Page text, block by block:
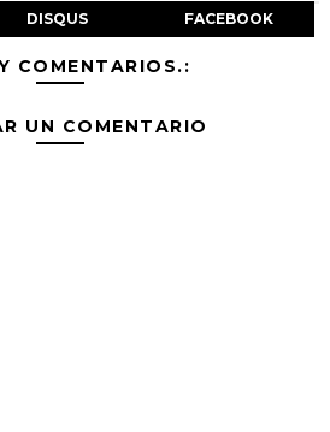
DISQUS FACEBOOK
COMENTARIOS.:
UN COMENTARIO